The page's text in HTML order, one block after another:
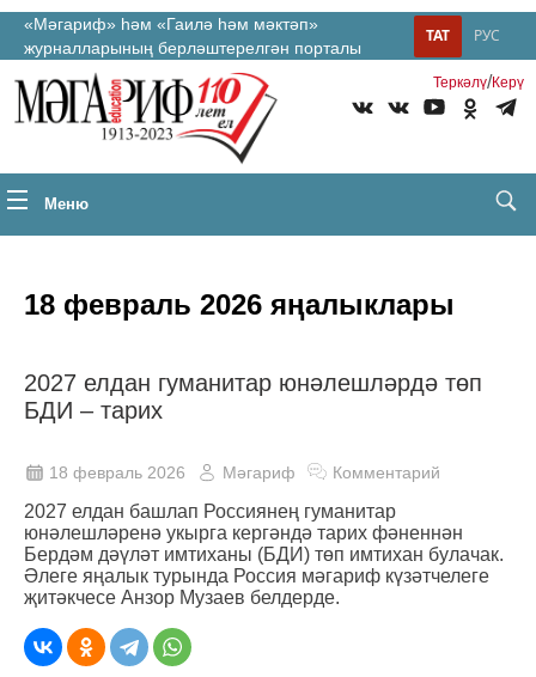
«Мәгариф» һәм «Гаилә һәм мәктәп»
журналларының берләштерелгән порталы
РУС
ТАТ
Теркəлү/Керү
Меню
18 февраль 2026 яңалыклары
2027 елдан гуманитар юнәлешләрдә төп
БДИ – тарих
18 февраль 2026 Мәгариф Комментарий
2027 елдан башлап Россиянең гуманитар
юнәлешләренә укырга кергәндә тарих фәненнән
Бердәм дәүләт имтиханы (БДИ) төп имтихан булачак.
Әлеге яңалык турында Россия мәгариф күзәтчелеге
җитәкчесе Анзор Музаев белдерде.